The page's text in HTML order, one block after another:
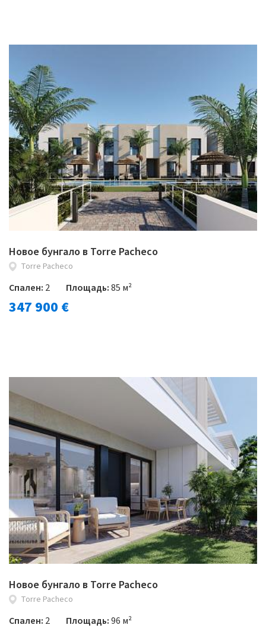
Новое бунгало в Torre Pacheco
Torre Pacheco
Спален: 2 Площадь:85 м²
347 900 €
Новое бунгало в Torre Pacheco
Torre Pacheco
Спален: 2 Площадь:96 м²